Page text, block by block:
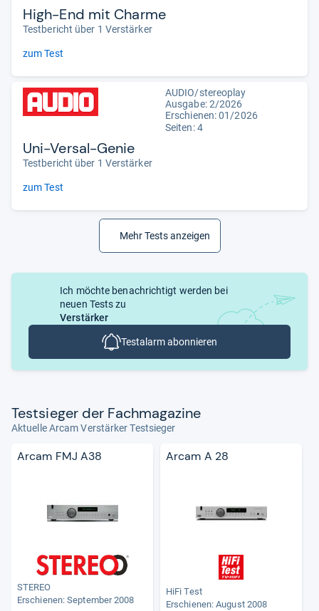
High-End mit Charme
Testbericht über 1 Verstärker
zum Test
AUDIO/stereoplay
Ausgabe: 2/2026
Erschienen:01/2026
Seiten: 4
Uni-Versal-Genie
Testbericht über 1 Verstärker
zum Test
Mehr Tests anzeigen
Ich möchte benachrichtigt werden bei
neuen Tests zu
Verstärker
Testalarm abonnieren
Test­sie­ger der Fach­ma­ga­zine
Aktuelle Arcam Verstärker Testsieger
Arcam FMJ A38
STEREO
Erschienen: September 2008
Arcam A 28
HiFi Test
Erschienen: August 2008